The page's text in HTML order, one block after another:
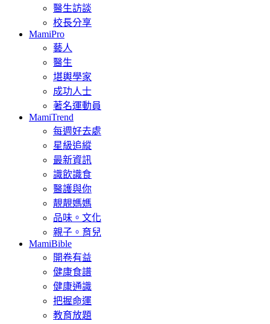
醫生訪談
校長分享
MamiPro
藝人
醫生
堪輿學家
成功人士
著名運動員
MamiTrend
每週好去處
星級追縱
最新資訊
識飲識食
醫護與你
靚靚媽媽
品味。文化
親子。育兒
MamiBible
開卷有益
健康食譜
健康通識
把握命運
教育放題